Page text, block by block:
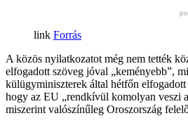
Forrás
A közös nyilatkozatot még nem tették
elfogadott szöveg jóval „keményebb”,
külügyminiszterek által hétfőn
hogy az EU „rendkívül komolyan veszi
miszerint valószínűleg Oroszország